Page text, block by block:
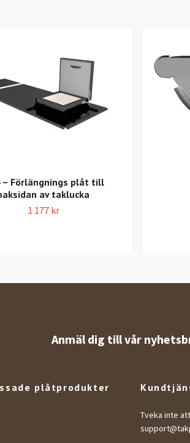
– Förlängnings plåt till
av taklucka
1 177 kr
Anmäl dig till vår
plåtprodukter
Tveka inte